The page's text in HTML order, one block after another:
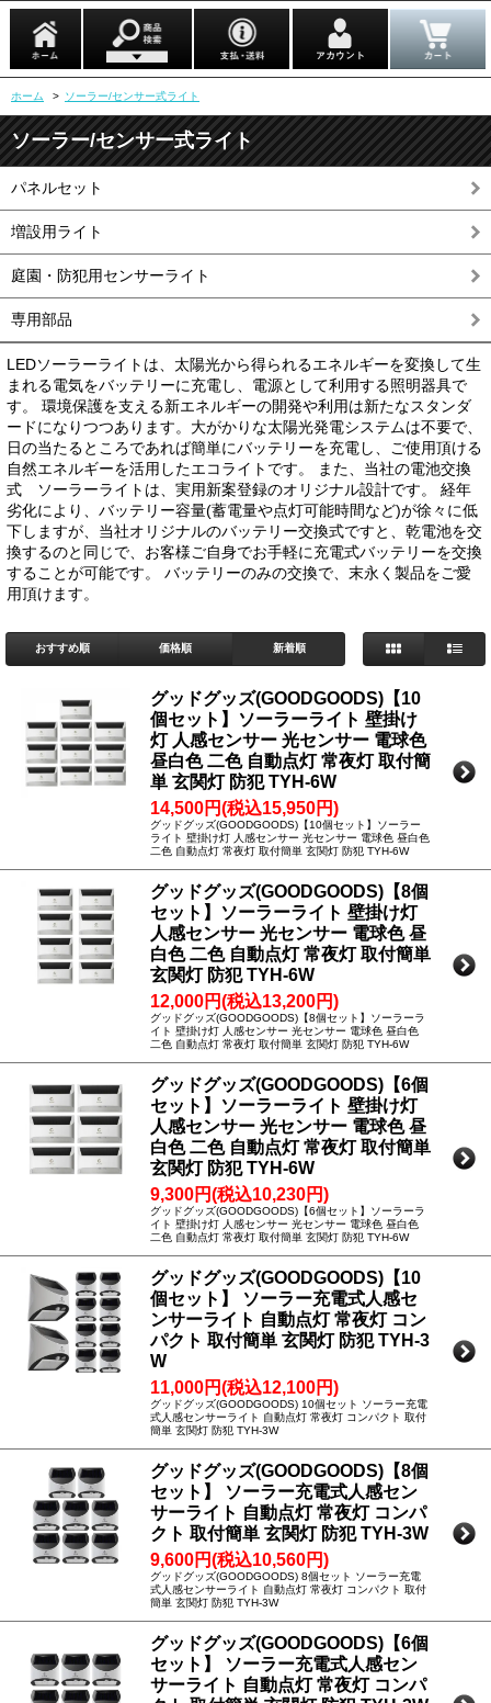
ホーム > ソーラー/センサー式ライト
ソーラー/センサー式ライト
パネルセット
増設用ライト
庭園・防犯用センサーライト
専用部品
LEDソーラーライトは、太陽光から得られるエネルギーを変換して生
まれる電気をバッテリーに充電し、電源として利用する照明器具で
す。 環境保護を支える新エネルギーの開発や利用は新たなスタンダ
ードになりつつあります。大がかりな太陽光発電システムは不要で、
日の当たるところであれば簡単にバッテリーを充電し、ご使用頂ける
自然エネルギーを活用したエコライトです。 また、当社の電池交換
式 ソーラーライトは、実用新案登録のオリジナル設計です。 経年
劣化により、バッテリー容量(蓄電量や点灯可能時間など)が徐々に低
下しますが、当社オリジナルのバッテリー交換式ですと、乾電池を交
換するのと同じで、お客様ご自身でお手軽に充電式バッテリーを交換
することが可能です。 バッテリーのみの交換で、末永く製品をご愛
用頂けます。
おすすめ順 価格順 新着順
グッドグッズ(GOODGOODS)【10
個セット】ソーラーライト 壁掛け
灯 人感センサー 光センサー 電球色
昼白色 二色 自動点灯 常夜灯 取付簡
単 玄関灯 防犯 TYH-6W
14,500円(税込15,950円)
グッドグッズ(GOODGOODS)【10個セット】ソーラー
ライト 壁掛け灯 人感センサー 光センサー 電球色 昼白色
二色 自動点灯 常夜灯 取付簡単 玄関灯 防犯 TYH-6W
グッドグッズ(GOODGOODS)【8個
セット】ソーラーライト 壁掛け灯
人感センサー 光センサー 電球色 昼
白色 二色 自動点灯 常夜灯 取付簡単
玄関灯 防犯 TYH-6W
12,000円(税込13,200円)
グッドグッズ(GOODGOODS)【8個セット】ソーラーラ
イト 壁掛け灯 人感センサー 光センサー 電球色 昼白色
二色 自動点灯 常夜灯 取付簡単 玄関灯 防犯 TYH-6W
グッドグッズ(GOODGOODS)【6個
セット】ソーラーライト 壁掛け灯
人感センサー 光センサー 電球色 昼
白色 二色 自動点灯 常夜灯 取付簡単
玄関灯 防犯 TYH-6W
9,300円(税込10,230円)
グッドグッズ(GOODGOODS)【6個セット】ソーラーラ
イト 壁掛け灯 人感センサー 光センサー 電球色 昼白色
二色 自動点灯 常夜灯 取付簡単 玄関灯 防犯 TYH-6W
グッドグッズ(GOODGOODS)【10
個セット】 ソーラー充電式人感セ
ンサーライト 自動点灯 常夜灯 コン
パクト 取付簡単 玄関灯 防犯 TYH-3
W
11,000円(税込12,100円)
グッドグッズ(GOODGOODS) 10個セット ソーラー充電
式人感センサーライト 自動点灯 常夜灯 コンパクト 取付
簡単 玄関灯 防犯 TYH-3W
グッドグッズ(GOODGOODS)【8個
セット】 ソーラー充電式人感セン
サーライト 自動点灯 常夜灯 コンパ
クト 取付簡単 玄関灯 防犯 TYH-3W
9,600円(税込10,560円)
グッドグッズ(GOODGOODS) 8個セット ソーラー充電
式人感センサーライト 自動点灯 常夜灯 コンパクト 取付
簡単 玄関灯 防犯 TYH-3W
グッドグッズ(GOODGOODS)【6個
セット】 ソーラー充電式人感セン
サーライト 自動点灯 常夜灯 コンパ